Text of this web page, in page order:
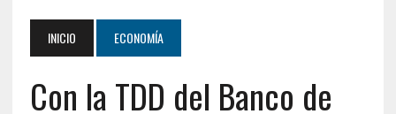
INICIO ECONOMÍA
Con la TDD del Banco de